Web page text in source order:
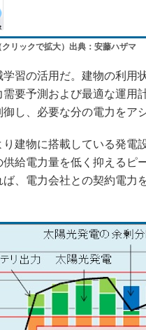
リックで拡大）出典：安藤ハザマ
習の活用だ。建物の利用
要予測および最適な運用
し、必要な分の電力をア
建物に搭載している発電
給電力量を低く抑えるピ
、電力会社との契約電力